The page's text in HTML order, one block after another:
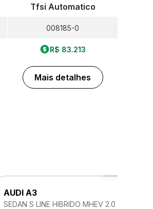
Tfsi Automatico
008185-0
R$ 83.213
Mais detalhes
AUDI A3